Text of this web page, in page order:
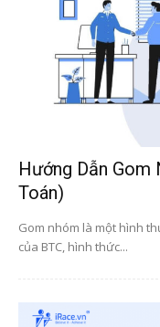
Hướng Dẫn
Toán)
Gom nhóm là một hình
của BTC, hình thức...